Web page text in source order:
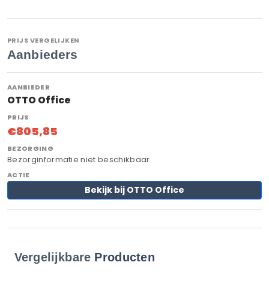
PRIJS VERGELIJKEN
Aanbieders
OTTO Office
€805,85
Bezorginformatie niet beschikbaar
Bekijk bij OTTO Office
Vergelijkbare Producten